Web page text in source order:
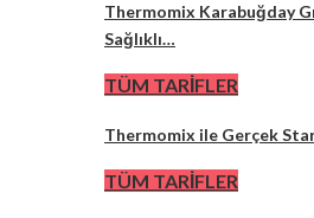
Thermomix Karabuğday
Sağlıklı…
TÜM TARİFLER
Thermomix ile Gerçek
TÜM TARİFLER